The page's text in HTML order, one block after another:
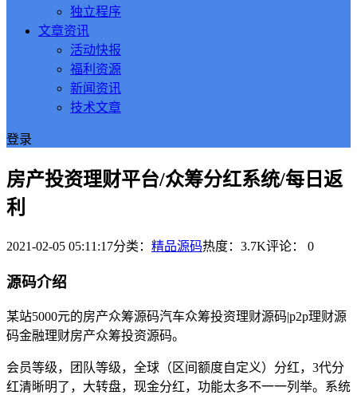
独立程序
文章资讯
活动快报
福利资源
新闻资讯
技术文章
登录
房产投资理财平台/众筹分红系统/每日返
利
2021-02-05 05:11:17分类： 精品源码热度：3.7K评论： 0
源码介绍
某站5000元的房产众筹源码汽车众筹投资理财源码|p2p理财源
码金融理财房产众筹投资源码。
会员等级，团队等级，全球（区间额度自定义）分红，3代分
红清晰明了，大转盘，现金分红，功能太多不一一列举。系统